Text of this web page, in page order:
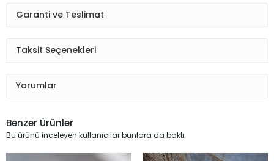
Garanti ve Teslimat
Taksit Seçenekleri
Yorumlar
Benzer Ürünler
Bu ürünü inceleyen kullanıcılar bunlara da baktı